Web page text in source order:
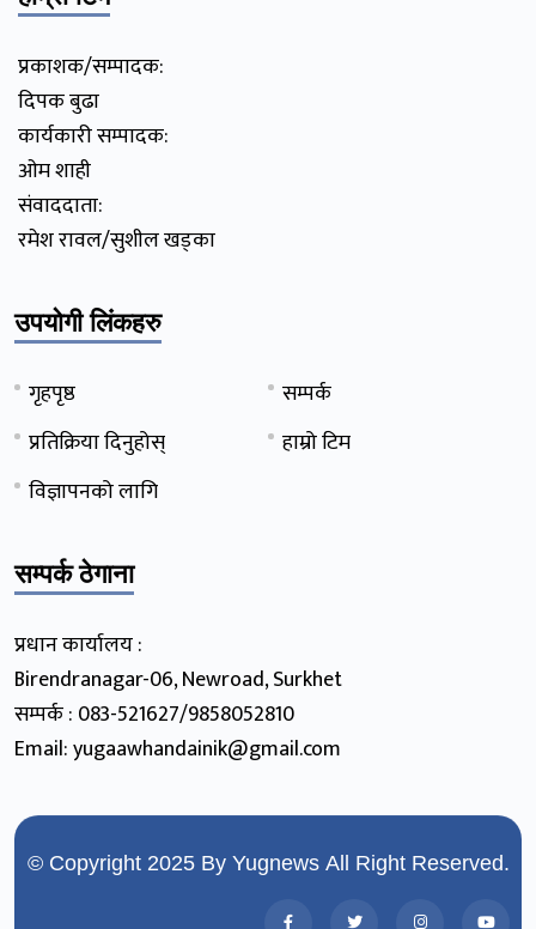
प्रकाशक/सम्पादक:
दिपक बुढा
कार्यकारी सम्पादक:
ओम शाही
संवाददाता:
रमेश रावल/सुशील खड्का
उपयोगी लिंकहरु
गृहपृष्ठ
सम्पर्क
प्रतिक्रिया दिनुहोस्
हाम्रो टिम
विज्ञापनको लागि
सम्पर्क ठेगाना
प्रधान कार्यालय :
Birendranagar-06, Newroad, Surkhet
सम्पर्क : 083-521627/9858052810
Email: yugaawhandainik@gmail.com
© Copyright 2025 By YugnewsAll Right Reserved.